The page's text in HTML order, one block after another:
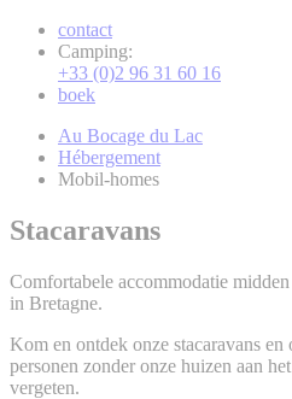
contact
Camping:
+33 (0)2 96 31 60 16
boek
Au Bocage du Lac
Hébergement
Mobil-homes
Stacaravans
Comfortabele accommodatie
in Bretagne.
Kom en ontdek onze stacaravans
personen zonder onze huizen aan
vergeten.